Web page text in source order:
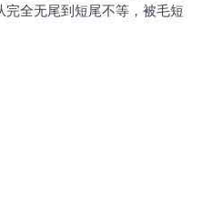
全无尾到短尾不等，被毛短